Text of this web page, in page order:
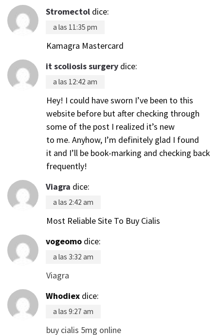
Stromectol dice:
a las 11:35 pm
Kamagra Mastercard
it scoliosis surgery dice:
a las 12:42 am
Hey! I could have sworn I’ve been to this
website before but after checking through
some of the post I realized it’s new
to me. Anyhow, I’m definitely glad I found
it and I’ll be book-marking and checking back
frequently!
Viagra dice:
a las 2:42 am
Most Reliable Site To Buy Cialis
vogeomo dice:
a las 3:32 am
Viagra
Whodiex dice:
a las 9:27 am
buy cialis 5mg online